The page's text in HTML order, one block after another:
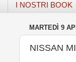
I NOSTRI BOOK
MARTEDÌ 9
NISSAN